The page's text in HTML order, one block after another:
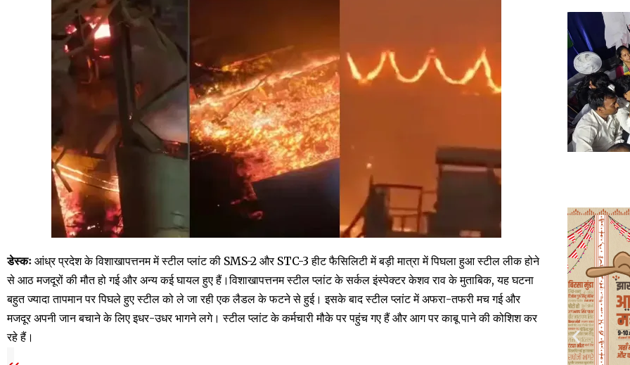
डेस्कः आंध्र प्रदेश के विशाखापत्तनम में स्टील प्लांट की SMS-2 और STC-3 हीट फैसिलिटी में बड़ी मात्रा में पिघला हुआ स्टील लीक होने
से आठ मजदूरों की मौत हो गई और अन्य कई घायल हुए हैं।विशाखापत्तनम स्टील प्लांट के सर्कल इंस्पेक्टर केशव राव के मुताबिक, यह घटना
बहुत ज्यादा तापमान पर पिघले हुए स्टील को ले जा रही एक लैडल के फटने से हुई। इसके बाद स्टील प्लांट में अफरा-तफरी मच गई और
मजदूर अपनी जान बचाने के लिए इधर-उधर भागने लगे। स्टील प्लांट के कर्मचारी मौके पर पहुंच गए हैं और आग पर काबू पाने की कोशिश कर
रहे हैं।